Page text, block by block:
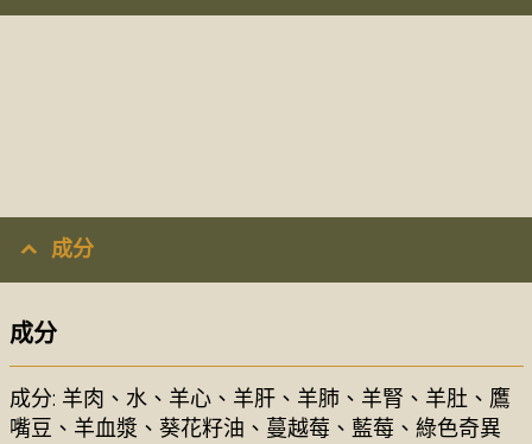
成分
成分
成分: 羊肉、水、羊心、羊肝、羊肺、羊腎、羊肚、鷹
嘴豆、羊血漿、葵花籽油、蔓越莓、藍莓、綠色奇異